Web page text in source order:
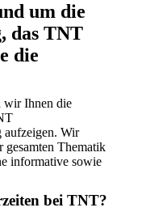
um die
das TNT
die
wir Ihnen die
aufzeigen. Wir
gesamten Thematik
informative sowie
bei TNT?